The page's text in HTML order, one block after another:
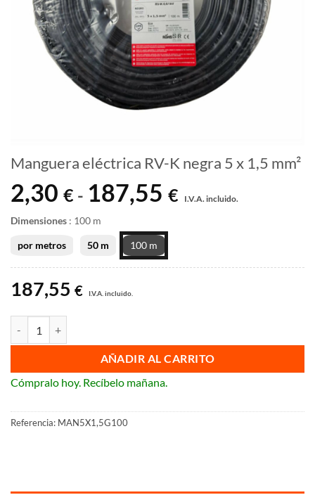
Manguera eléctrica RV-K negra 5 x 1,5 mm²
2,30 € - 187,55 €
de
hasta
I.V.A. incluido.
Dimensiones : 100 m
por metros 50 m 100 m
187,55 € I.V.A. incluido.
AÑADIR AL CARRITO
Cómpralo hoy. Recíbelo mañana.
Referencia: MAN5X1,5G100